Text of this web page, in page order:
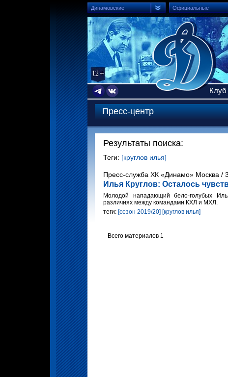
Динамовские Официальные
Клуб
Пресс-центр
Результаты поиска:
Теги: [круглов илья]
Пресс-служба ХК «Динамо» Москва /
Илья Круглов: Осталось
Молодой нападающий бело-голубых
различиях между командами КХЛ и МХЛ.
теги: [сезон 2019/20] [круглов илья]
Всего материалов 1